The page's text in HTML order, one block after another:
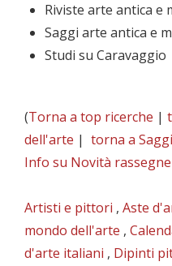
Riviste arte antica e
Saggi arte antica e
Studi su Caravaggio
(Torna a top ricerche |
dell'arte | torna a
Info su Novità
Artisti e pittori , Aste
mondo dell'arte ,
d'arte italiani , Dipinti